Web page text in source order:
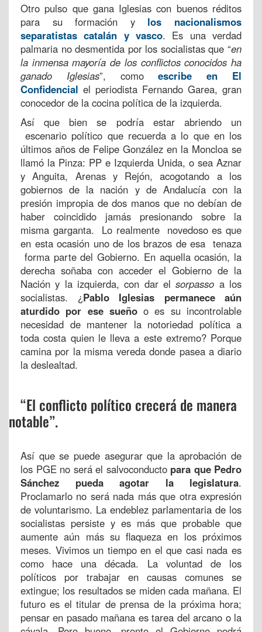
Otro pulso que gana Iglesias con buenos réditos
para su formación y los nacionalismos
separatistas catalán y vasco. Es una verdad
palmaria no desmentida por los socialistas que “en
la inmensa mayoría de los conflictos conocidos ha
ganado Iglesias”, comoescribe en El
Confidencial el periodista Fernando Garea, gran
conocedor de la cocina política de la izquierda.
Así que bien se podría estar abriendo un
escenario político que recuerda a lo que en los
últimos años de Felipe González en la Moncloa se
llamó la Pinza: PP e Izquierda Unida, o sea Aznar
y Anguita, Arenas y Rejón, acogotando a los
gobiernos de la nación y de Andalucía con la
presión impropia de dos manos que no debían de
haber coincidido jamás presionando sobre la
misma garganta. Lo realmente novedoso es que
en esta ocasión uno de los brazos de esa tenaza
forma parte del Gobierno. En aquella ocasión, la
derecha soñaba con acceder el Gobierno de la
Nación y la izquierda, con dar elsorpasso a los
socialistas. ¿Pablo Iglesias permanece aún
aturdido por ese sueñoo es su incontrolable
necesidad de mantener la notoriedad política a
toda costa quien le lleva a este extremo? Porque
camina por la misma vereda donde pasea a diario
la deslealtad.
“El conflicto político crecerá de manera
notable”.
Así que se puede asegurar que la aprobación de
los PGE no será el salvoconducto para que Pedro
Sánchez pueda agotar la legislatura.
Proclamarlo no será nada más que otra expresión
de voluntarismo. La endeblez parlamentaria de los
socialistas persiste y es más que probable que
aumente aún más su flaqueza en los próximos
meses. Vivimos un tiempo en el que casi nada es
como hace una década. La voluntad de los
políticos por trabajar en causas comunes se
extingue; los resultados se miden cada mañana. El
futuro es el titular de prensa de la próxima hora;
pensar en pasado mañana es tarea del arcano o la